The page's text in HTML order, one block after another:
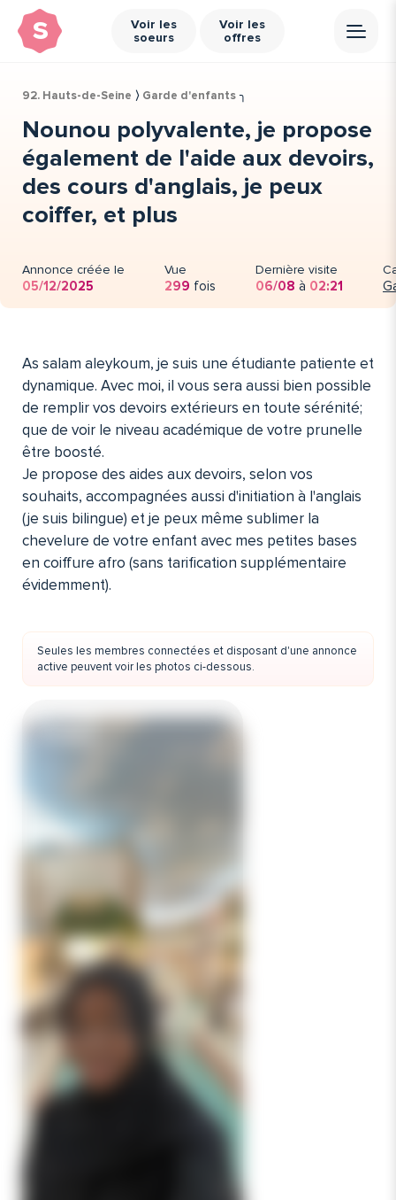
Voir les
soeurs
Voir les
offres
s
92. Hauts-de-Seine ⟩ Garde d'enfants ╮
Nounou polyvalente, je propose
également de l'aide aux devoirs,
des cours d'anglais, je peux
coiffer, et plus
Annonce créée le
05/12/2025
Vue
299 fois
Dernière visite
06/08 à 02:21
As salam aleykoum, je suis une étudiante patiente et
dynamique. Avec moi, il vous sera aussi bien possible
de remplir vos devoirs extérieurs en toute sérénité;
que de voir le niveau académique de votre prunelle
être boosté.
Je propose des aides aux devoirs, selon vos
souhaits, accompagnées aussi d'initiation à l'anglais
(je suis bilingue) et je peux même sublimer la
chevelure de votre enfant avec mes petites bases
en coiffure afro (sans tarification supplémentaire
évidemment).
Seules les membres connectées et disposant d'une annonce
active peuvent voir les photos ci-dessous.